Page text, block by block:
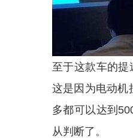
至于这款车的提
这是因为电动机
多都可以达到
从判断了。